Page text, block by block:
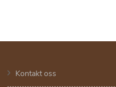
Kontakt oss